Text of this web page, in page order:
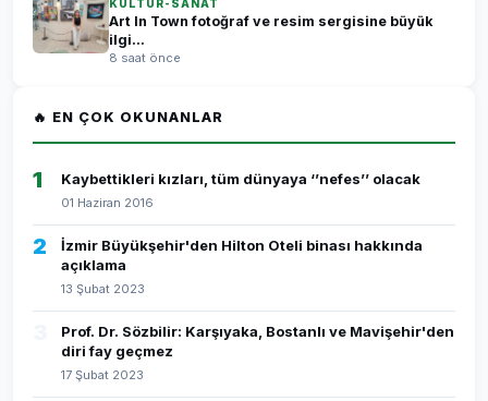
KÜLTÜR-SANAT
Art In Town fotoğraf ve resim sergisine büyük
ilgi...
8 saat önce
🔥 EN ÇOK OKUNANLAR
1 Kaybettikleri kızları, tüm dünyaya ‘’nefes’’ olacak
01 Haziran 2016
2
İzmir Büyükşehir'den Hilton Oteli binası hakkında
açıklama
13 Şubat 2023
Prof. Dr. Sözbilir: Karşıyaka, Bostanlı ve Mavişehir'den
diri fay geçmez
17 Şubat 2023